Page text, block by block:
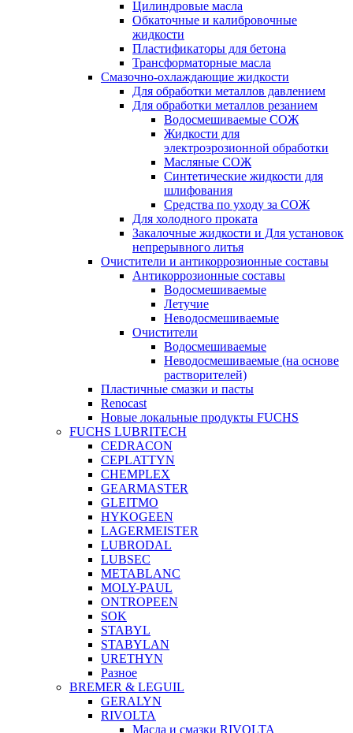
Цилиндровые масла
Обкаточные и калибровочные
жидкости
Пластификаторы для бетона
Трансформаторные масла
Смазочно-охлаждающие жидкости
Для обработки металлов давлением
Для обработки металлов резанием
Водосмешиваемые СОЖ
Жидкости для
электроэрозионной обработки
Масляные СОЖ
Синтетические жидкости для
шлифования
Средства по уходу за СОЖ
Для холодного проката
Закалочные жидкости и Для установок
непрерывного литья
Очистители и антикоррозионные составы
Антикоррозионные составы
Водосмешиваемые
Летучие
Неводосмешиваемые
Очистители
Водосмешиваемые
Неводосмешиваемые (на основе
растворителей)
Пластичные смазки и пасты
Renocast
Новые локальные продукты FUCHS
FUCHS LUBRITECH
CEDRACON
CEPLATTYN
CHEMPLEX
GEARMASTER
GLEITMO
HYKOGEEN
LAGERMEISTER
LUBRODAL
LUBSEC
METABLANC
MOLY-PAUL
ONTROPEEN
SOK
STABYL
STABYLAN
URETHYN
Разное
BREMER & LEGUIL
GERALYN
RIVOLTA
Масла и смазки RIVOLTA